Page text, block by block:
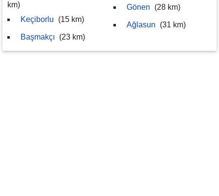
km)
Keçiborlu
(15 km)
Başmakçı (23 km)
Gönen (28 km)
Ağlasun (31 km)